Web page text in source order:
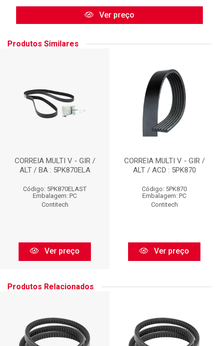
Ver preço
Produtos Similares
CORREIA MULTI V - GIR /
ALT / BA : 5PK870ELA
Código: 5PK870ELAST
Embalagem: PC
Contitech
Ver preço
CORREIA MULTI V - GIR /
ALT / ACD : 5PK870
Código: 5PK870
Embalagem: PC
Contitech
Ver preço
Produtos Relacionados